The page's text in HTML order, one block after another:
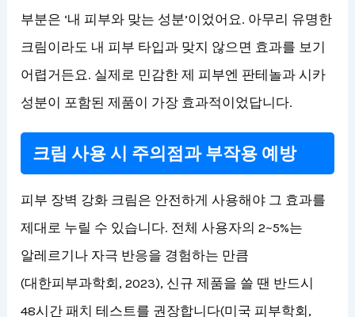
부분은 ‘내 피부와 맞는 성분’이었어요. 아무리 유명한
크림이라도 내 피부 타입과 맞지 않으면 효과를 보기
어렵거든요. 실제로 민감한 제 피부엔 판테놀과 시카
성분이 포함된 제품이 가장 효과적이었답니다.
크림 사용 시 주의점과 부작용 예방
피부 장벽 강화 크림은 안전하게 사용해야 그 효과를
제대로 누릴 수 있습니다. 전체 사용자의 2~5%는
알레르기나 자극 반응을 경험하는 만큼
(대한피부과학회, 2023), 신규 제품을 쓸 땐 반드시
48시간 패치 테스트를 권장합니다(미국 피부학회,